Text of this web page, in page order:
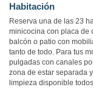
Habitación
Reserva una de las 23
minicocina con placa de
balcón o patio con
tanto de todo. Para tus
pulgadas con canales
zona de estar separada
limpieza disponible